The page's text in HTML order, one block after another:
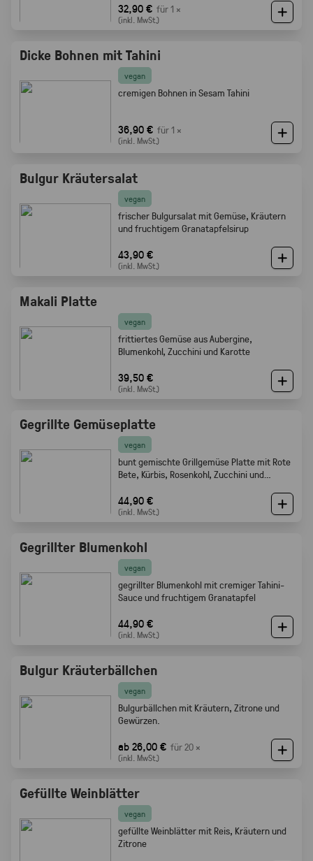
32,90 € für 1 ×
(inkl. MwSt.)
Dicke Bohnen mit Tahini
vegan
cremigen Bohnen in Sesam Tahini
36,90 € für 1 ×
(inkl. MwSt.)
Bulgur Kräutersalat
vegan
frischer Bulgursalat mit Gemüse, Kräutern
und fruchtigem Granatapfelsirup
43,90 €
(inkl. MwSt.)
Makali Platte
vegan
frittiertes Gemüse aus Aubergine,
Blumenkohl, Zucchini und Karotte
39,50 €
(inkl. MwSt.)
Gegrillte Gemüseplatte
vegan
bunt gemischte Grillgemüse Platte mit Rote
Bete, Kürbis, Rosenkohl, Zucchini und
44,90 €
(inkl. MwSt.)
Gegrillter Blumenkohl
vegan
gegrillter Blumenkohl mit cremiger Tahini-
Sauce und fruchtigem Granatapfel
44,90 €
(inkl. MwSt.)
Bulgur Kräuterbällchen
vegan
Bulgurbällchen mit Kräutern, Zitrone und
Gewürzen.
ab 26,00 € für 20 ×
(inkl. MwSt.)
Gefüllte Weinblätter
vegan
gefüllte Weinblätter mit Reis, Kräutern und
Zitrone